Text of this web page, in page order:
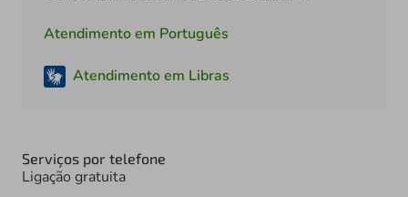
Atendimento em Português
Atendimento em Libras
Serviços por telefone
Ligação gratuita